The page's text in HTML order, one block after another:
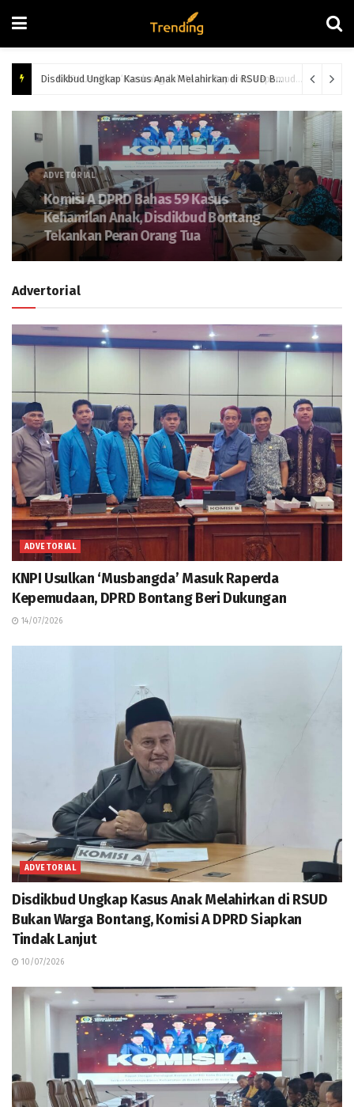
Disdikbud Ungkap Kasus Anak Melahirkan di RSUD Bukan Warga Bontang, Komisi A DPRD Siapkan Tindak Lanjut
ADVETORIAL
Komisi A DPRD Bahas 59 Kasus
Kehamilan Anak, Disdikbud Bontang
Tekankan Peran Orang Tua
Advertorial
ADVETORIAL
KNPI Usulkan ‘Musbangda’ Masuk Raperda
Kepemudaan, DPRD Bontang Beri Dukungan
14/07/2026
ADVETORIAL
Disdikbud Ungkap Kasus Anak Melahirkan di RSUD
Bukan Warga Bontang, Komisi A DPRD Siapkan
Tindak Lanjut
10/07/2026